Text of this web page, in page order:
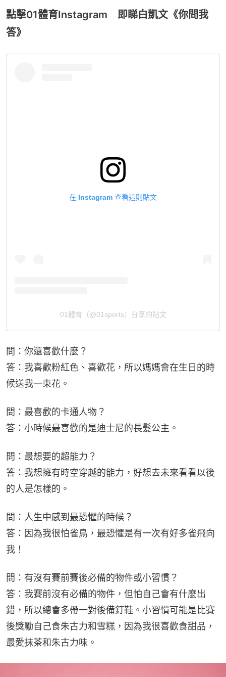
點擊01體育Instagram 即睇白凱文《你問我
答》
在 Instagram 查看這則貼文
01體育（@01sports）分享的貼文
問：你還喜歡什麼？
答：我喜歡粉紅色、喜歡花，所以媽媽會在生日的時
候送我一束花。
問：最喜歡的卡通人物？
答：小時候最喜歡的是迪士尼的長髮公主。
問：最想要的超能力？
答：我想擁有時空穿越的能力，好想去未來看看以後
的人是怎樣的。
問：人生中感到最恐懼的時候？
答：因為我很怕雀鳥，最恐懼是有一次有好多雀飛向
我！
問：有沒有賽前賽後必備的物件或小習慣？
答：我賽前沒有必備的物件，但怕自己會有什麼出
錯，所以總會多帶一對後備釘鞋。小習慣可能是比賽
後獎勵自己食朱古力和雪糕，因為我很喜歡食甜品，
最愛抹茶和朱古力味。